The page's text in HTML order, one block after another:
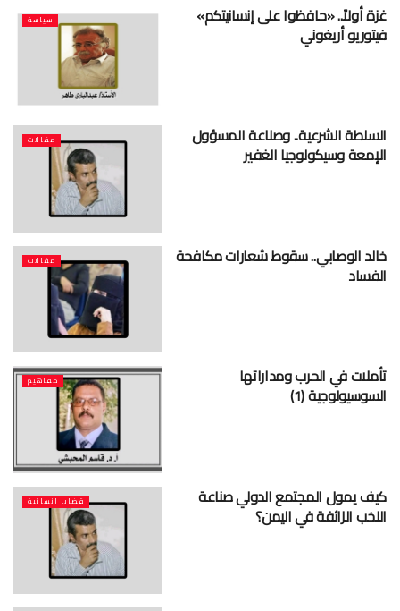
سياسة غزة أولاً.. «حافظوا على إنسانيتكم»
فيتوريو أريغوني
مقالات السلطة الشرعية.. وصناعة المسؤول
الإمعة وسيكولوجيا الغفير
مقالات خالد الوصابي.. سقوط شعارات مكافحة
الفساد
مفاهيم تأملات في الحرب ومداراتها
السوسيولوجية (1)
قضايا انسانية ​كيف يمول المجتمع الدولي صناعة
النخب الزائفة في اليمن؟